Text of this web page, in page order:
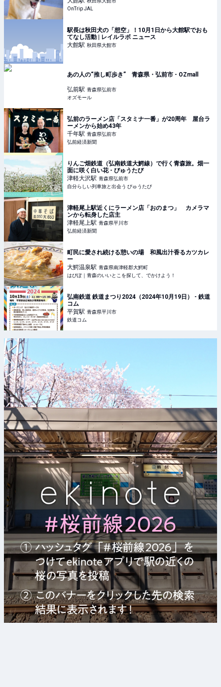
OnTrip JAL
駅長は秋田犬の「想空」！10月1日から大館駅でおも
てなし活動 | レイルラボ ニュース
大館駅 秋田県大館市
あの人の“推し町歩き” 青森県・弘前市 - OZmall
弘前駅 青森県弘前市
オズモール
弘前のラーメン店「スタミナ一番」が20周年 屋台ラ
ーメンから始め43年
千年駅 青森県弘前市
弘前経済新聞
りんご畑鉄道（弘南鉄道大鰐線）で行く青森旅。畑一
面に咲く白い花 - びゅうたび
津軽大沢駅 青森県弘前市
自分らしい列車旅と出会う びゅうたび
津軽尾上駅近くにラーメン店「おのまつ」 カメラマ
ンから転身した店主
津軽尾上駅 青森県平川市
弘前経済新聞
町民に愛され続ける憩いの場 和風出汁香るカツカレ
ー
大鰐温泉駅 青森県南津軽郡大鰐町
はぴぽ｜青森のいいとこを探して、でかけよう！
弘南鉄道 鉄道まつり2024（2024年10月19日） - 鉄道
コム
平賀駅 青森県平川市
鉄道コム